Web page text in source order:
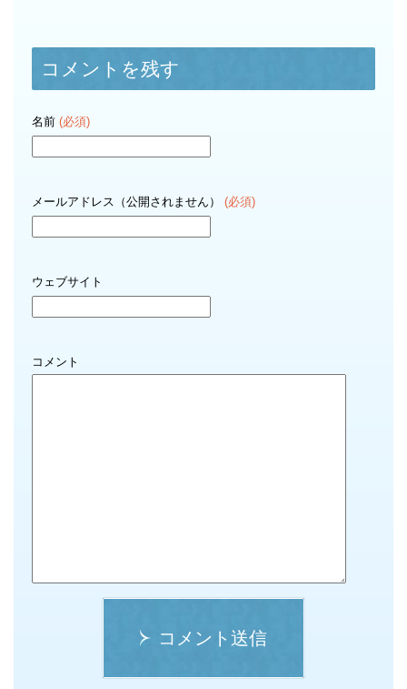
コメントを残す
名前 (必須)
メールアドレス（公開されません） (必須)
ウェブサイト
コメント
コメント送信